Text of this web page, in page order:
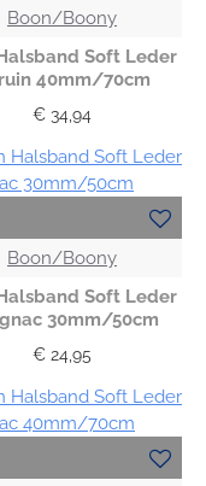
Boon/Boony
Soft Leder
40mm/70cm
€ 34,94
Boon/Boony
Soft Leder
30mm/50cm
€ 24,95